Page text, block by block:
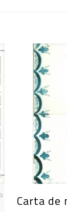
Carta de